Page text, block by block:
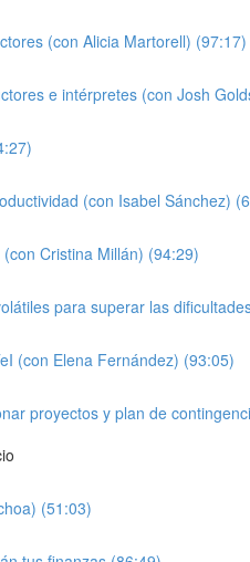
(con Alicia Martorell) (97:17)
e intérpretes (con Josh
(con Isabel Sánchez)
Cristina Millán) (94:29)
para superar las
(con Elena Fernández) (93:05)
proyectos y plan de
(51:03)